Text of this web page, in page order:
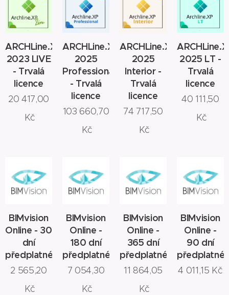
ARCHLine.XP
2023 LIVE
- Trvalá
licence
20 417,00
Kč
ARCHLine.XP
2025
Professional
- Trvalá
licence
103 660,70
Kč
ARCHLine.XP
2025
Interior -
Trvalá
licence
74 717,50
Kč
2025 LT -
Trvalá
licence
40 111,50
Kč
BIMvision
Online - 30
dní
předplatné
2 565,20
Kč
BIMvision
Online -
180 dní
předplatné
7 054,30
Kč
BIMvision
Online -
365 dní
předplatné
11 864,05
Kč
BIMvision
Online -
90 dní
předplatné
4 011,15 Kč